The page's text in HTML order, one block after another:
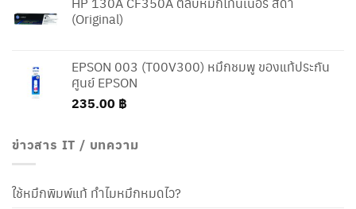
(Original)
EPSON 003 (T00V300) หมึกชมพู ของแท้ประกัน
ศูนย์ EPSON
235.00 ฿
ข่าวสาร IT / บทความ
ใช้หมึกพิมพ์แท้ ทำไมหมึกหมดไว?